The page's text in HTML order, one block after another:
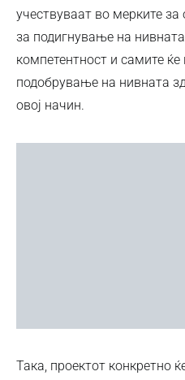
учествуваат во мерките
за подигнување на
компетентност и самите ќе
подобрување на нивната
овој начин.
Така, проектот конкретно